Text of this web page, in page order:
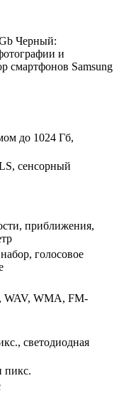
Черный:
и
смартфонов Samsung
до 1024 Гб,
сенсорный
приближения,
голосовое
WAV, WMA, FM-
светодиодная
пикс.